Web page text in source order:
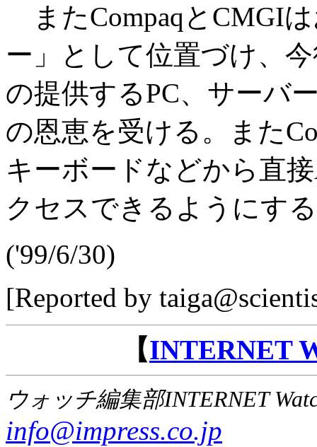
またCompaqとCMGI
ー」として位置づけ、
の提供するPC、サーバ
の恩恵を受ける。また
キーボードなどから直
クセスできるようにす
('99/6/30)
[Reported by
【INTERNET
ウォッチ編集部INTERNET
info@impress.co.jp